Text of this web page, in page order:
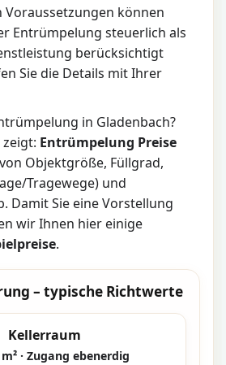
können
Entrümpelung steuerlich als
berücksichtigt
Sie die Details mit Ihrer
in Gladenbach?
Entrümpelung Preise
Objektgröße, Füllgrad,
Tragewege) und
Damit Sie eine Vorstellung
wir Ihnen hier einige
.
– typische Richtwerte
Kellerraum
m² · Zugang ebenerdig